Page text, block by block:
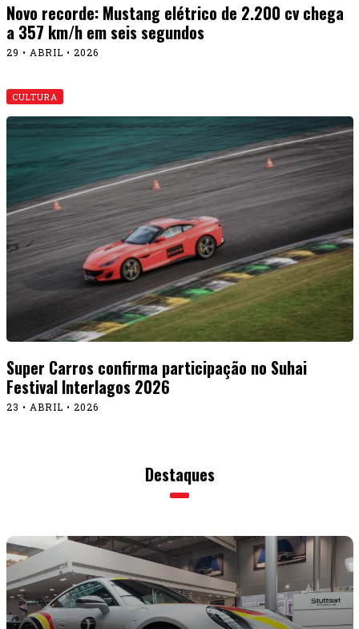
Novo recorde: Mustang elétrico de 2.200 cv chega
a 357 km/h em seis segundos
29 • ABRIL • 2026
CULTURA
Super Carros confirma participação no Suhai
Festival Interlagos 2026
23 • ABRIL • 2026
Destaques